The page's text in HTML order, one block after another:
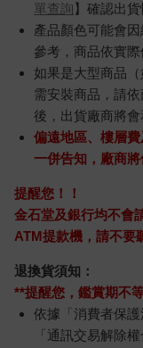
單查詢】確認出貨
產品顏色可能會
參考，商品依實際
如果是大型商品
需安裝商品，請
後，出貨廠商將會
偏遠地區、樓層
一併告知，廠商將
提醒您！！
金石堂及銀行均不會
ATM提款機，請不要
退換貨須知：
**提醒您，鑑賞期不
依據「消費者保
「通訊交易解除